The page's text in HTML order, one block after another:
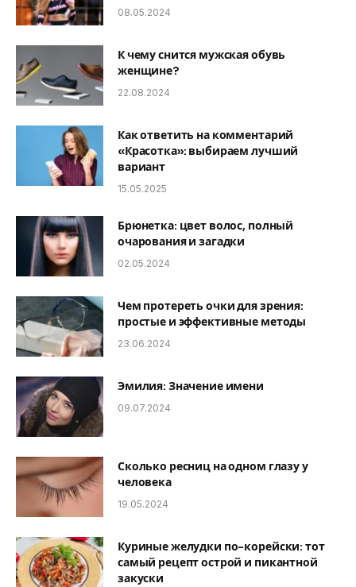
08.05.2024
К чему снится мужская обувь
женщине?
22.08.2024
Как ответить на комментарий
«Красотка»: выбираем лучший
вариант
15.05.2025
Брюнетка: цвет волос, полный
очарования и загадки
02.05.2024
Чем протереть очки для зрения:
простые и эффективные методы
23.06.2024
Эмилия: Значение имени
09.07.2024
Сколько ресниц на одном глазу у
человека
19.05.2024
Куриные желудки по-корейски: тот
самый рецепт острой и пикантной
закуски